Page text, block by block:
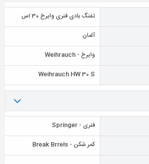
تفنگ بادی فنری وایرخ 30 اس
آلمان
وایرخ - Weihrauch
Weihrauch HW 30 S
فنری - Springer
كمر شكن - Break Brrels